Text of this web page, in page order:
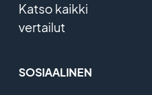
Katso kaikki
vertailut
SOSIAALINEN